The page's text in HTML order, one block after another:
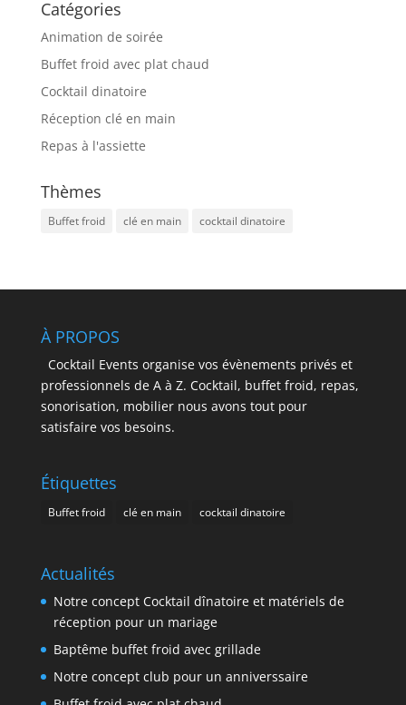
Catégories
Animation de soirée
Buffet froid avec plat chaud
Cocktail dinatoire
Réception clé en main
Repas à l'assiette
Thèmes
Buffet froid clé en main cocktail dinatoire
À PROPOS
Cocktail Events organise vos évènements privés et
professionnels de A à Z. Cocktail, buffet froid, repas,
sonorisation, mobilier nous avons tout pour
satisfaire vos besoins.
Étiquettes
Buffet froid clé en main cocktail dinatoire
Actualités
Notre concept Cocktail dînatoire et matériels de
réception pour un mariage
Baptême buffet froid avec grillade
Notre concept club pour un anniverssaire